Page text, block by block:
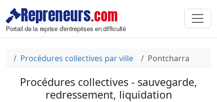
Repreneurs.com
Portail de la reprise d'entreprises en difficulté
Procédures collectives par ville Pontcharra
Procédures collectives - sauvegarde,
redressement, liquidation